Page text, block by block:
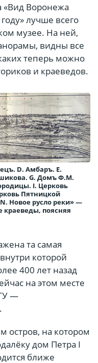
«Вид Воронежа
лучше всего
музее. На ней,
видны все
теперь можно
и краеведов.
D. Амбаръ. Е.
G. Домъ Ф.М.
I. Церковь
Пятницкой
Новое русло реки» —
краеведы, поясняя
та самая
которой
400 лет назад
на этом месте
—
на котором
дом Петра I
ближе